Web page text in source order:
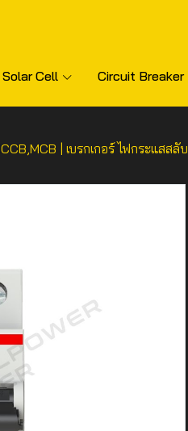
Solar Cell Circuit Breaker
| เบรกเกอร์ ไฟกระแสสลับ